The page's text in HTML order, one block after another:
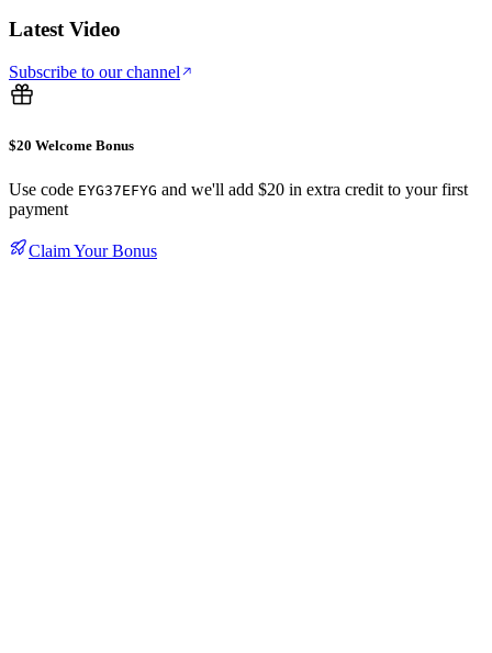
Latest Video
Subscribe to our channel
$20 Welcome Bonus
Use code EYG37EFYG and we'll add $20 in extra credit to your first
payment
Claim Your Bonus